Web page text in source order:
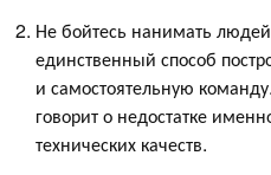
Не бойтесь нанимать
единственный способ
и самостоятельную
говорит о недостатке
технических качеств.